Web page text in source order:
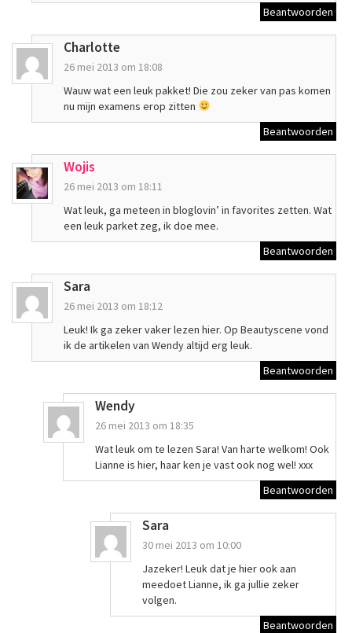
Beantwoorden
Charlotte
26 mei 2013 om 18:08
Wauw wat een leuk pakket! Die zou zeker van pas komen
nu mijn examens erop zitten
Beantwoorden
Wojis
26 mei 2013 om 18:11
Wat leuk, ga meteen in bloglovin’ in favorites zetten. Wat
een leuk parket zeg, ik doe mee.
Beantwoorden
Sara
26 mei 2013 om 18:12
Leuk! Ik ga zeker vaker lezen hier. Op Beautyscene vond
ik de artikelen van Wendy altijd erg leuk.
Beantwoorden
Wendy
26 mei 2013 om 18:35
Wat leuk om te lezen Sara! Van harte welkom! Ook
Lianne is hier, haar ken je vast ook nog wel! xxx
Beantwoorden
Sara
30 mei 2013 om 10:00
Jazeker! Leuk dat je hier ook aan
meedoet Lianne, ik ga jullie zeker
volgen.
Beantwoorden